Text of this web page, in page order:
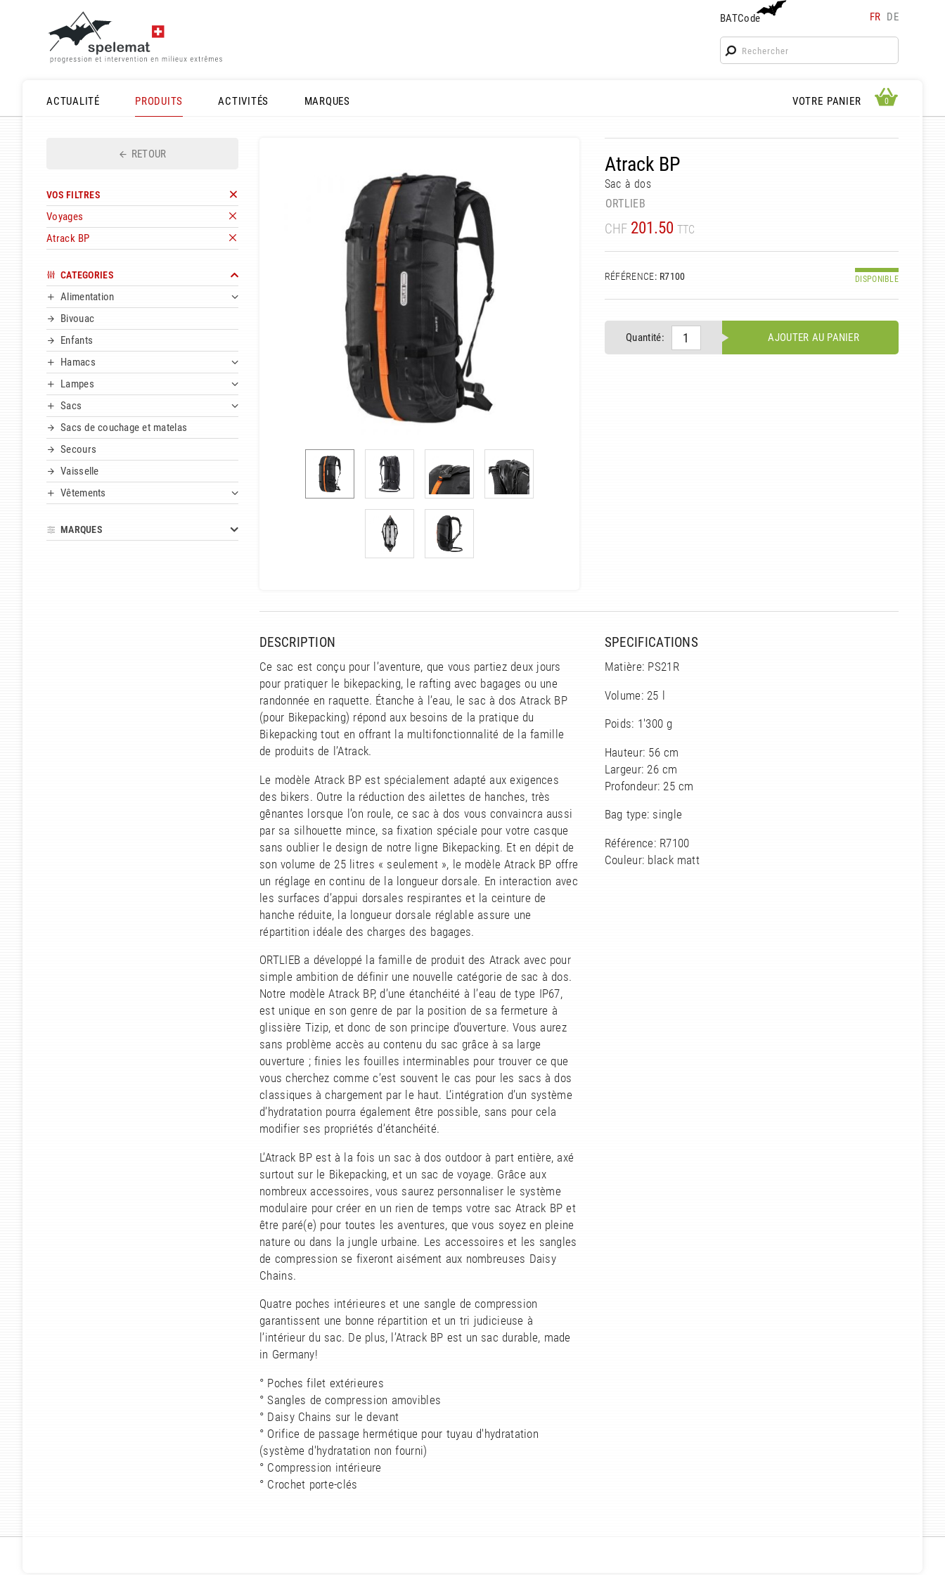
BATCode FR DE
BATCode
Rentrez votre BATCode et validez
ACTUALITÉ
PRODUITS ACTIVITÉS MARQUES VOTRE PANIER 0 0
RETOUR
VOS FILTRES
Voyages
Atrack BP
CATEGORIES
Alimentation
Bivouac
Enfants
Hamacs
Lampes
Sacs
Sacs de couchage et matelas
Secours
Vaisselle
Vêtements
MARQUES
Atrack BP
Sac à dos
ORTLIEB
CHF 201.50 TTC
RÉFÉRENCE: R7100 DISPONIBLE
Quantité: AJOUTER AU PANIER
DESCRIPTION
Ce sac est conçu pour l’aventure, que vous partiez deux jours
pour pratiquer le bikepacking, le rafting avec bagages ou une
randonnée en raquette. Étanche à l’eau, le sac à dos Atrack BP
(pour Bikepacking) répond aux besoins de la pratique du
Bikepacking tout en offrant la multifonctionnalité de la famille
de produits de l’Atrack.
Le modèle Atrack BP est spécialement adapté aux exigences
des bikers. Outre la réduction des ailettes de hanches, très
gênantes lorsque l’on roule, ce sac à dos vous convaincra aussi
par sa silhouette mince, sa fixation spéciale pour votre casque
sans oublier le design de notre ligne Bikepacking. Et en dépit de
son volume de 25 litres « seulement », le modèle Atrack BP offre
un réglage en continu de la longueur dorsale. En interaction avec
les surfaces d’appui dorsales respirantes et la ceinture de
hanche réduite, la longueur dorsale réglable assure une
répartition idéale des charges des bagages.
ORTLIEB a développé la famille de produit des Atrack avec pour
simple ambition de définir une nouvelle catégorie de sac à dos.
Notre modèle Atrack BP, d’une étanchéité à l’eau de type IP67,
est unique en son genre de par la position de sa fermeture à
glissière Tizip, et donc de son principe d’ouverture. Vous aurez
sans problème accès au contenu du sac grâce à sa large
ouverture ; finies les fouilles interminables pour trouver ce que
vous cherchez comme c’est souvent le cas pour les sacs à dos
classiques à chargement par le haut. L’intégration d’un système
d’hydratation pourra également être possible, sans pour cela
modifier ses propriétés d’étanchéité.
L’Atrack BP est à la fois un sac à dos outdoor à part entière, axé
surtout sur le Bikepacking, et un sac de voyage. Grâce aux
nombreux accessoires, vous saurez personnaliser le système
modulaire pour créer en un rien de temps votre sac Atrack BP et
être paré(e) pour toutes les aventures, que vous soyez en pleine
nature ou dans la jungle urbaine. Les accessoires et les sangles
de compression se fixeront aisément aux nombreuses Daisy
Chains.
Quatre poches intérieures et une sangle de compression
garantissent une bonne répartition et un tri judicieuse à
l’intérieur du sac. De plus, l’Atrack BP est un sac durable, made
in Germany!
° Poches filet extérieures
° Sangles de compression amovibles
° Daisy Chains sur le devant
° Orifice de passage hermétique pour tuyau d'hydratation
(système d'hydratation non fourni)
° Compression intérieure
° Crochet porte-clés
SPECIFICATIONS
Matière: PS21R
Volume: 25 l
Poids: 1'300 g
Hauteur: 56 cm
Largeur: 26 cm
Profondeur: 25 cm
Bag type: single
Référence: R7100
Couleur: black matt